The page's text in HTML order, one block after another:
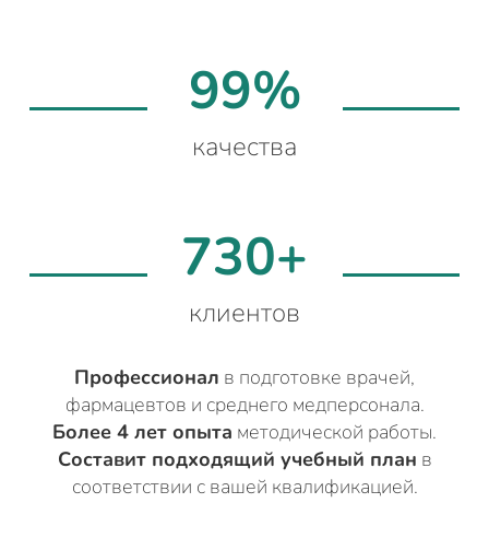
99%
качества
730+
клиентов
Профессионал в подготовке врачей,
фармацевтов и среднего медперсонала.
Более 4 лет опыта методической работы.
Составит подходящий учебный план в
соответствии с вашей квалификацией.